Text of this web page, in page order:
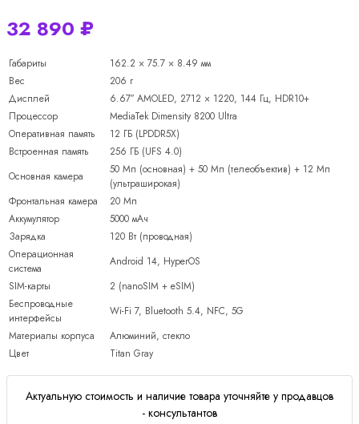
32 890 ₽
Габариты
162.2 × 75.7 × 8.49 мм
Вес
206 г
Дисплей
6.67″ AMOLED, 2712 × 1220, 144 Гц, HDR10+
Процессор
MediaTek Dimensity 8200 Ultra
Оперативная память
12 ГБ (LPDDR5X)
Встроенная память
256 ГБ (UFS 4.0)
Основная камера
50 Мп (основная) + 50 Мп (телеобъектив) + 12 Мп
(ультраширокая)
Фронтальная камера
20 Мп
Аккумулятор
5000 мАч
Зарядка
120 Вт (проводная)
Операционная
система
Android 14, HyperOS
SIM-карты
2 (nanoSIM + eSIM)
Беспроводные
интерфейсы
Wi-Fi 7, Bluetooth 5.4, NFC, 5G
Материалы корпуса
Алюминий, стекло
Цвет
Titan Gray
Актуальную стоимость и наличие товара уточняйте у продавцов
- консультантов